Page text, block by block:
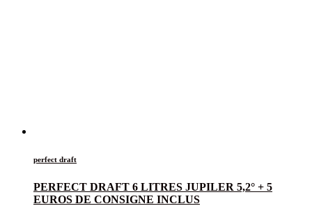
perfect draft
PERFECT DRAFT 6 LITRES JUPILER 5,2° + 5
EUROS DE CONSIGNE INCLUS